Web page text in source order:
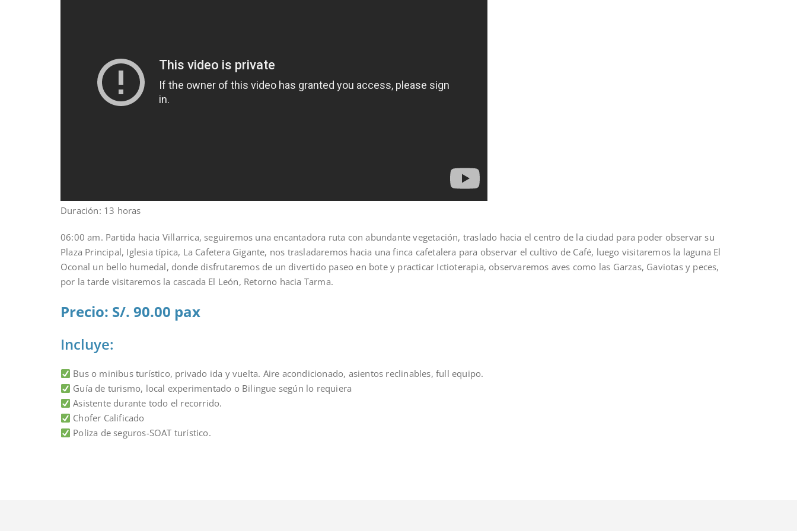
Duración: 13 horas
06:00 am. Partida hacia Villarrica, seguiremos una encantadora ruta con abundante vegetación, traslado hacia el centro de la ciudad para poder observar su
Plaza Principal, Iglesia típica, La Cafetera Gigante, nos trasladaremos hacia una finca cafetalera para observar el cultivo de Café, luego visitaremos la laguna El
Oconal un bello humedal, donde disfrutaremos de un divertido paseo en bote y practicar Ictioterapia, observaremos aves como las Garzas, Gaviotas y peces,
por la tarde visitaremos la cascada El León, Retorno hacia Tarma.
Precio: S/. 90.00 pax
Incluye:
Bus o minibus turístico, privado ida y vuelta. Aire acondicionado, asientos reclinables, full equipo.
Guía de turismo, local experimentado o Bilingue según lo requiera
Asistente durante todo el recorrido.
Chofer Calificado
Poliza de seguros-SOAT turístico.